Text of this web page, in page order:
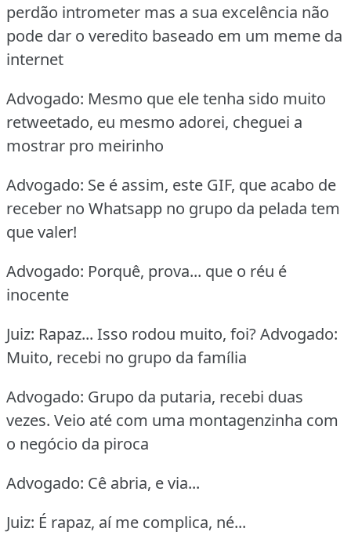
perdão intrometer mas a sua excelência não
pode dar o veredito baseado em um meme da
internet
Advogado: Mesmo que ele tenha sido muito
retweetado, eu mesmo adorei, cheguei a
mostrar pro meirinho
Advogado: Se é assim, este GIF, que acabo de
receber no Whatsapp no grupo da pelada tem
que valer!
Advogado: Porquê, prova... que o réu é
inocente
Juiz: Rapaz... Isso rodou muito, foi? Advogado:
Muito, recebi no grupo da família
Advogado: Grupo da putaria, recebi duas
vezes. Veio até com uma montagenzinha com
o negócio da piroca
Advogado: Cê abria, e via...
Juiz: É rapaz, aí me complica, né...